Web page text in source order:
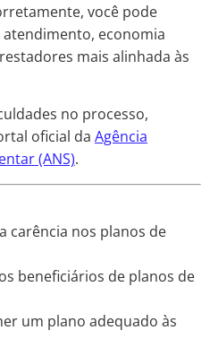
você pode
economia
mais alinhada às
no processo,
oficial da Agência
(ANS).
carência nos planos de
beneficiários de planos de
um plano adequado às